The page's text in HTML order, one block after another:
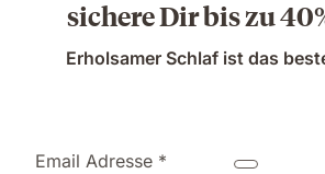
sichere Dir bis zu
Erholsamer Schlaf ist das
Email Adresse *